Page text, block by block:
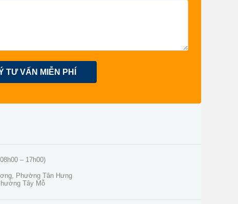
TƯ VẤN MIỄN PHÍ
– 17h00)
Phường Tân Hưng
Tây Mỗ